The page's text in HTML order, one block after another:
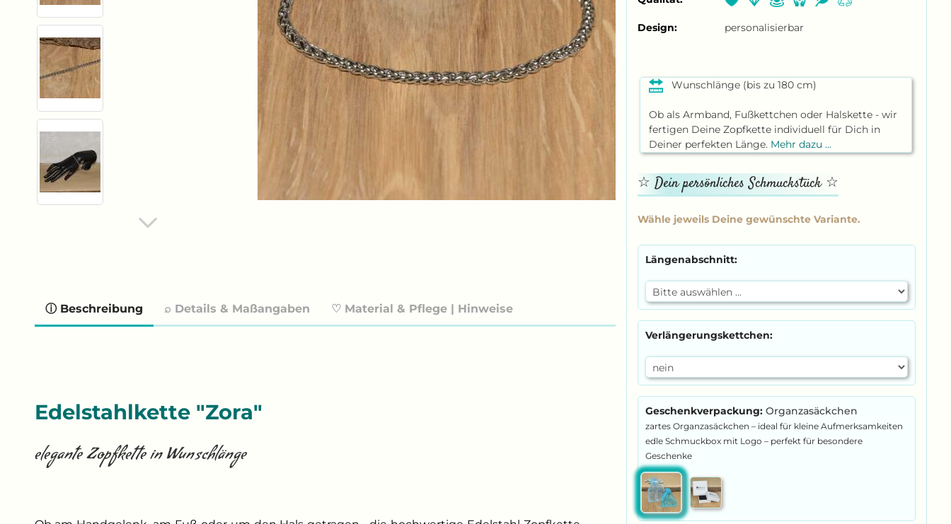
Design: personalisierbar
Wunschlänge (bis zu 180 cm)
Ob als Armband, Fußkettchen oder Halskette - wir
fertigen Deine Zopfkette individuell für Dich in
Deiner perfekten Länge. Mehr dazu ...
Längenabschnitt:
Verlängerungskettchen:
Geschenkverpackung: Organzasäckchen
ⓘ Beschreibung ⌕ Details & Maßangaben ♡ Material & Pflege | Hinweise
Edelstahlkette "Zora"
elegante Zopfkette in Wunschlänge